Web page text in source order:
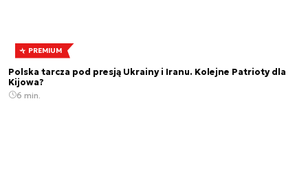
PREMIUM
Polska tarcza pod presją Ukrainy i Iranu. Kolejne Patrioty dla
Kijowa?
6 min.